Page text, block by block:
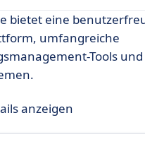
bietet eine
umfangreiche
Tools
anzeigen